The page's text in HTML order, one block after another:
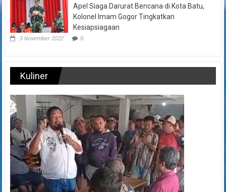
Apel Siaga Darurat Bencana di Kota Batu,
Kolonel Imam Gogor Tingkatkan
Kesiapsiagaan
3 November 2022 0
Kuliner